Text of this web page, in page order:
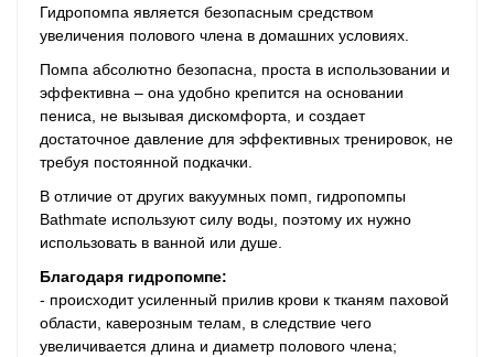
Гидропомпа является безопасным средством
увеличения полового члена в домашних условиях.
Помпа абсолютно безопасна, проста в использовании и
эффективна – она удобно крепится на основании
пениса, не вызывая дискомфорта, и создает
достаточное давление для эффективных тренировок, не
требуя постоянной подкачки.
В отличие от других вакуумных помп, гидропомпы
Bathmate используют силу воды, поэтому их нужно
использовать в ванной или душе.
Благодаря гидропомпе:
- происходит усиленный прилив крови к тканям паховой
области, каверозным телам, в следствие чего
увеличивается длина и диаметр полового члена;